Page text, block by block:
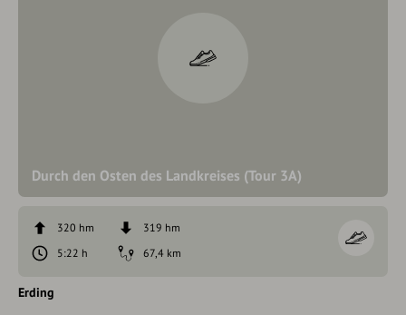
Durch den Osten des Landkreises (Tour 3A)
320 hm
319 hm
5:22 h
67,4 km
Erding